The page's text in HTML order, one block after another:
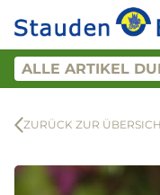
ZURÜCK ZUR